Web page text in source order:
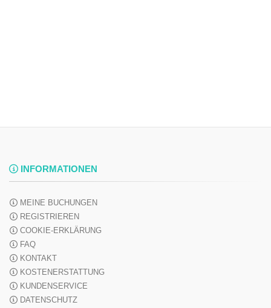
INFORMATIONEN
MEINE BUCHUNGEN
REGISTRIEREN
COOKIE-ERKLÄRUNG
FAQ
KONTAKT
KOSTENERSTATTUNG
KUNDENSERVICE
DATENSCHUTZ